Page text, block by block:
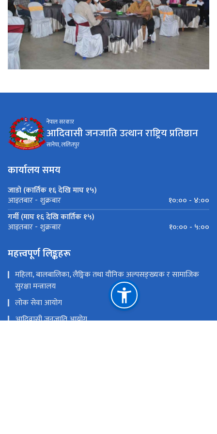
नेपाल सरकार
आदिवासी जनजाति उत्थान राष्ट्रिय प्रतिष्ठान
सानेपा, ललितपुर
कार्यालय समय
जाडो (कार्तिक १६ देखि माघ १५)
आइतबार - शुक्रबार
१०:०० - ४:००
गर्मी (माघ १६ देखि कार्तिक १५)
आइतबार - शुक्रबार १०:०० - ५:००
महत्त्वपूर्ण लिङ्कहरू
महिला, बालबालिका, लैङ्गिक तथा यौनिक अल्पसङ्ख्यक र सामाजिक
सुरक्षा मन्त्रालय
लोक सेवा आयोग
आदिवासी जनजाति आयोग